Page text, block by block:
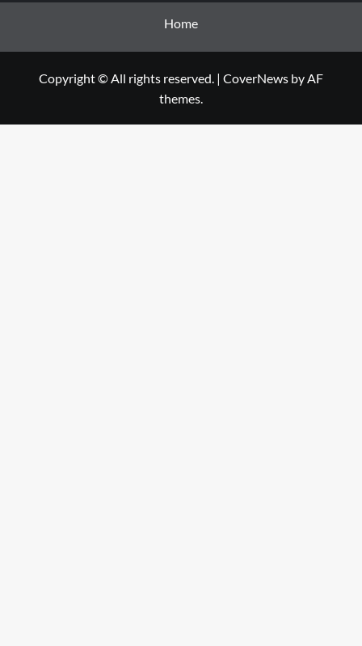
Home
Copyright © All rights reserved. | CoverNews by AF
themes.